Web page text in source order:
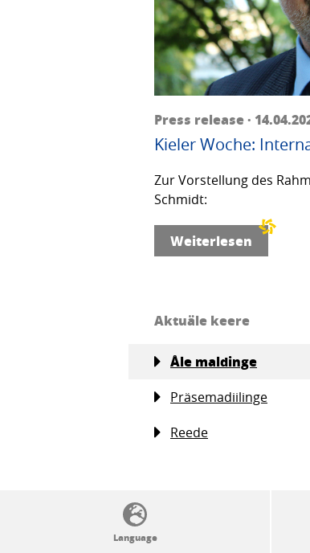
Press release ·
Kieler Woche:
Zur Vorstellung des
Schmidt:
Weiterlesen
Aktuäle keere
Åle maldinge
Präsemadiilinge
Reede